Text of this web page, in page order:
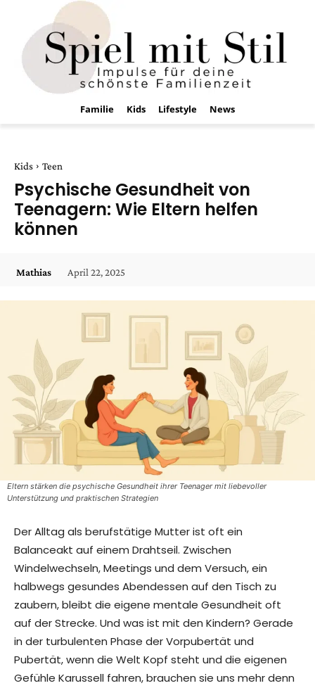
Familie Kids Lifestyle News
Kids Teen
Psychische Gesundheit von
Teenagern: Wie Eltern helfen
können
Mathias April 22, 2025
Eltern stärken die psychische Gesundheit ihrer Teenager mit liebevoller
Unterstützung und praktischen Strategien
Der Alltag als berufstätige Mutter ist oft ein
Balanceakt auf einem Drahtseil. Zwischen
Windelwechseln, Meetings und dem Versuch, ein
halbwegs gesundes Abendessen auf den Tisch zu
zaubern, bleibt die eigene mentale Gesundheit oft
auf der Strecke. Und was ist mit den Kindern? Gerade
in der turbulenten Phase der Vorpubertät und
Pubertät, wenn die Welt Kopf steht und die eigenen
Gefühle Karussell fahren, brauchen sie uns mehr denn